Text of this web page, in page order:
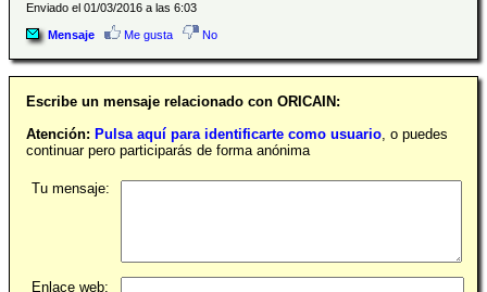
Enviado el 01/03/2016 a las 6:03
Mensaje Me gusta No
Escribe un mensaje relacionado con ORICAIN:
Atención: Pulsa aquí para identificarte como usuario, o puedes
continuar pero participarás de forma anónima
Tu mensaje:
Enlace web: